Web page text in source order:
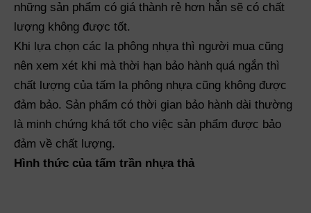
những sản phẩm có giá thành rẻ hơn hẳn sẽ có chất
lượng không được tốt.
Khi lựa chọn các la phông nhựa thì người mua cũng
nên xem xét khi mà thời hạn bảo hành quá ngắn thì
chất lượng của tấm la phông nhựa cũng không được
đảm bảo. Sản phẩm có thời gian bảo hành dài thường
là minh chứng khá tốt cho việc sản phẩm được bảo
đảm về chất lượng.
Hình thức của tấm trần nhựa thả